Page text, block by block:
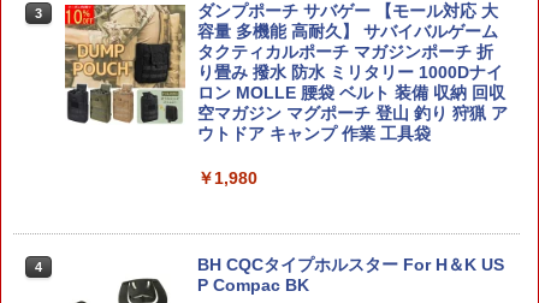
3
EG 1/144 GAT-X105 ストライクガンダ
ム (機動戦士ガンダムSEED)【新品】 ガ
ンプラ エントリーグレード プラモデル
￥1,470
【楽天ランキング1位入賞】ガンプラ M
￥1,580
3
【国内正規代理店】 JOYTOY ジョイト
イ ウォーハンマー40,000 ティラニッド
ハイヴフリート・リヴァイアサン ティラ
ニッド・ウォリアー2（ボーンソード装
備） 1/18スケール 可動フィギュア アク
ションフィギュア
ンタジーVII』 セフィロス (フィギュア)
3
ダンプポーチ サバゲー 【モール対応 大
容量 多機能 高耐久】 サバイバルゲーム
タクティカルポーチ マガジンポーチ 折
り畳み 撥水 防水 ミリタリー 1000Dナイ
ロン MOLLE 腰袋 ベルト 装備 収納 回収
空マガジン マグポーチ 登山 釣り 狩猟 ア
ウトドア キャンプ 作業 工具袋
￥1,980
4
BH CQCタイプホルスター For H＆K US
P Compac BK